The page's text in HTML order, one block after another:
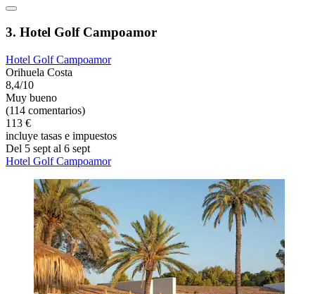
3. Hotel Golf Campoamor
Hotel Golf Campoamor
Orihuela Costa
8,4/10
Muy bueno
(114 comentarios)
113 €
incluye tasas e impuestos
Del 5 sept al 6 sept
Hotel Golf Campoamor